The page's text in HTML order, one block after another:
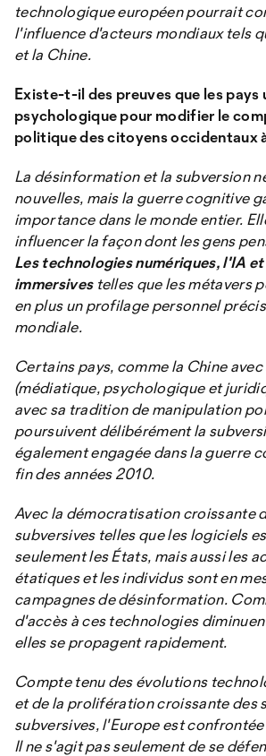
technologique européen pourrait
l'influence d'acteurs mondiaux tels
et la Chine.
Existe-t-il des preuves que les pays
psychologique pour modifier le
politique des citoyens occidentaux
La désinformation et la subversion
nouvelles, mais la guerre cognitive
importance dans le monde entier.
influencer la façon dont les gens
Les technologies numériques, l'IA
immersivestelles que les métavers
en plus un profilage personnel
mondiale.
Certains pays, comme la Chine
(médiatique, psychologique et
avec sa tradition de manipulation
poursuivent délibérément la
également engagée dans la guerre
fin des années 2010.
Avec la démocratisation croissante
subversives telles que les logiciels
seulement les États, mais aussi les
étatiques et les individus sont en
campagnes de désinformation.
d'accès à ces technologies
elles se propagent rapidement.
Compte tenu des évolutions
et de la prolifération croissante des
subversives, l'Europe est
Il ne s'agit pas seulement de se